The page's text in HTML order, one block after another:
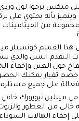
ميكس برجوا لون
بأنه يحتوي على
من الفيتامينات
.
هذا القسم كونسيلر
التقدم السن والذي
حول العين وإخفاء
خصم تفيار يمكنك
على جميع
ميبلين نيويورك
خالي من العطور
إخفاء الهالات